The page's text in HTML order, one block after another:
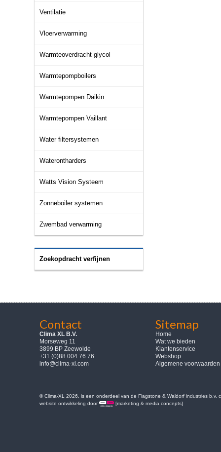
Ventilatie
Vloerverwarming
Warmteoverdracht glycol
Warmtepompboilers
Warmtepompen Daikin
Warmtepompen Vaillant
Water filtersystemen
Waterontharders
Watts Vision Systeem
Zonneboiler systemen
Zwembad verwarming
Zoekopdracht verfijnen
Contact
Clima XL B.V.
Morseweg 11
3899 BP Zeewolde
+31 (0)88 004 76 76
info@clima-xl.com
Sitemap
Home
Wat we bieden
Klantenservice
Webshop
Algemene voorwaarden
© Clima-XL 2026, is een onderdeel van de Flagstone & Waldorf industries b.v.
website ontwikkeling door
[marketing & media concepts]